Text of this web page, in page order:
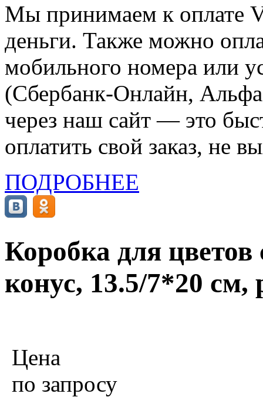
Мы принимаем к оплате
деньги. Также можно
мобильного номера или
(Сбербанк-Онлайн,
через наш сайт — это
оплатить свой заказ, не
ПОДРОБНЕЕ
Коробка для
конус, 13.5/7*20 см,
Цена
по запросу